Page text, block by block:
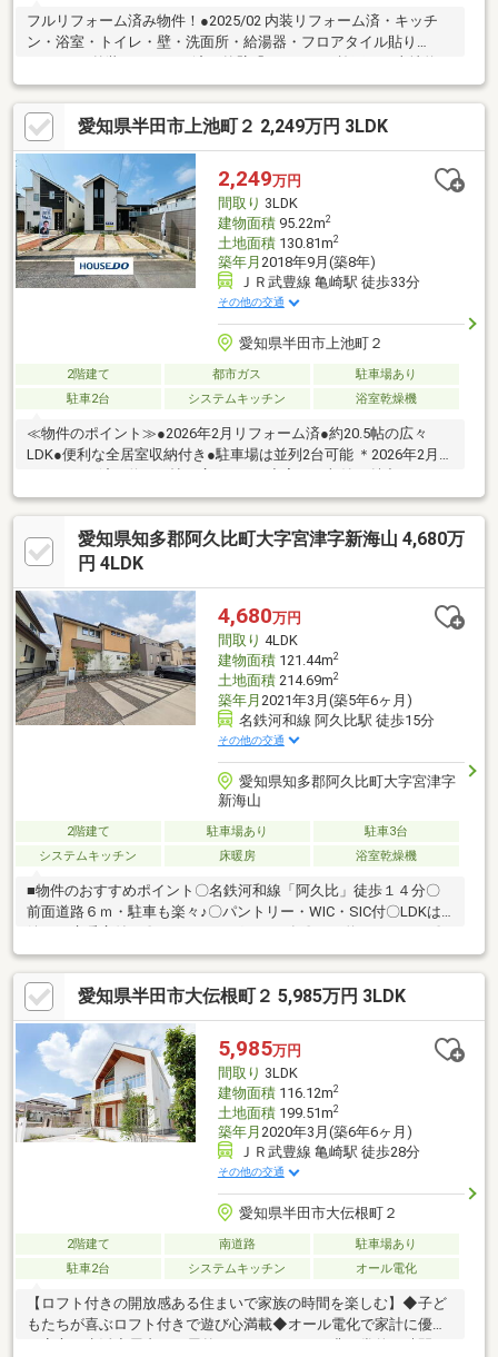
フルリフォーム済み物件！●2025/02 内装リフォーム済・キッチ
ン・浴室・トイレ・壁・洗面所・給湯器・フロアタイル貼り
●2025/02 外装リフォーム済・外壁「パナホーム施工」の土地約67
坪、建物約33坪の軽量鉄骨造4SLDK！瑕疵保険付き（住宅あんし
ん保証による建物状況調査済み）◇情報と現況が相違する場合
は、現況優先とします。
愛知県半田市上池町２ 2,249万円 3LDK
2,249万円
間取り 3LDK
建物面積95.22m2
土地面積130.81m2
築年月 2018年9月(築8年)
ＪＲ武豊線 亀崎駅 徒歩33分
その他の交通
愛知県半田市上池町２
2階建て 都市ガス
駐車場あり
駐車2台
システムキッチン 浴室乾燥機
≪物件のポイント≫●2026年2月リフォーム済●約20.5帖の広々
LDK●便利な全居室収納付き●駐車場は並列2台可能 ＊2026年2月に
≪周辺環境のポイント≫●閑静で緑豊かな住宅地●上池北公園まで
徒歩7分●スギ薬局まで徒歩14分 ＊緑豊かな閑静な住宅街。公園や
薬局も徒歩圏内で落ち着いた生活環境です。
愛知県知多郡阿久比町大字宮津字新海山 4,680万
円 4LDK
4,680万円
間取り 4LDK
建物面積121.44m2
土地面積214.69m2
築年月 2021年3月(築5年6ヶ月)
名鉄河和線 阿久比駅 徒歩15分
その他の交通
愛知県知多郡阿久比町大字宮津字
新海山
2階建て 駐車場あり
駐車3台
システムキッチン
床暖房 浴室乾燥機
■物件のおすすめポイント〇名鉄河和線「阿久比」徒歩１４分〇
前面道路６ｍ・駐車も楽々♪〇パントリー・WIC・SIC付〇LDKは
嬉しい床暖房付き〇トレーニングルーム有〇月々約１３万円～〇
乾燥機の乾太くん付き■ずっと長くあなたの生活にプラスの価値
を〇大切な家族に確かな安全 ■住宅ローンの相談も承っており
ます。お客様に合わせたご提案をさせて頂きます〇転職したばか
りの方OK！車のローンがある方OK！個人事業主の方OK！外国籍
の方OK！持ち家から住み替えの方OK！お問い合わせはエーシー
ホームまで♪０５６９-５８-３７５５
愛知県半田市大伝根町２ 5,985万円 3LDK
5,985万円
間取り 3LDK
建物面積116.12m2
土地面積199.51m2
築年月 2020年3月(築6年6ヶ月)
ＪＲ武豊線 亀崎駅 徒歩28分
その他の交通
愛知県半田市大伝根町２
2階建て 南道路
駐車場あり
駐車2台
システムキッチン オール電化
【ロフト付きの開放感ある住まいで家族の時間を楽しむ】◆子ど
もたちが喜ぶロフト付きで遊び心満載◆オール電化で家計に優し